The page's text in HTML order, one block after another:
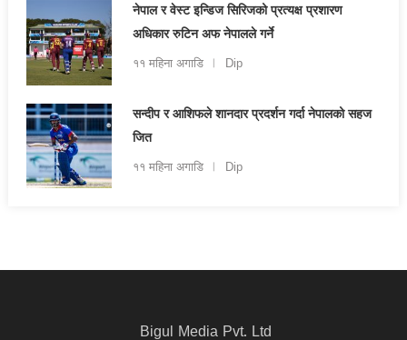
नेपाल र वेस्ट इन्डिज सिरिजको प्रत्यक्ष प्रशारण
अधिकार रुटिन अफ नेपालले गर्ने
११ महिना अगाडि Dip
सन्दीप र आशिफले शानदार प्रदर्शन गर्दा नेपालको सहज
जित
११ महिना अगाडि Dip
Bigul Media Pvt. Ltd